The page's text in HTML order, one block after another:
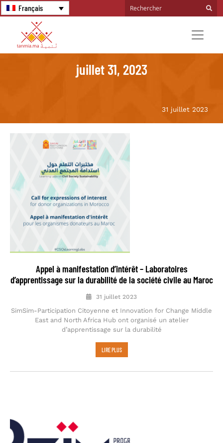
Français
juillet 31, 2023
31 juillet 2023
Appel à manifestation d’intérêt – Laboratoires
d’apprentissage sur la durabilité de la société civile au Maroc
31 juillet 2023
SimSim-Participation Citoyenne et Innovation for Change Middle
East and North Africa Hub ont organisé un atelier
d’apprentissage sur la durabilité
LIRE PLUS